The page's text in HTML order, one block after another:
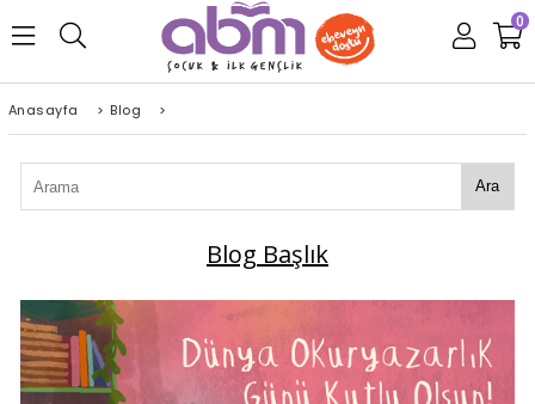
0
Anasayfa > Blog >
Ara
Blog Başlık